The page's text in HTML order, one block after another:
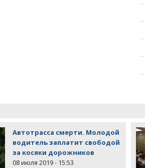
Автотрасса смерти. Молодой
водитель заплатит свободой
за косяки дорожников
08 июля 2019 - 15:53